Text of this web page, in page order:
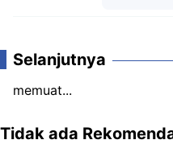
Selanjutnya
memuat...
Tidak ada